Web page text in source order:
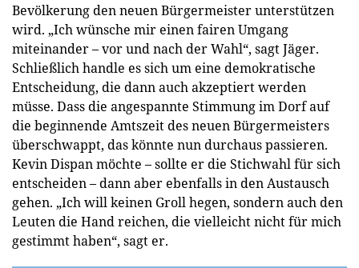
Bevölkerung den neuen Bürgermeister unterstützen
wird. „Ich wünsche mir einen fairen Umgang
miteinander – vor und nach der Wahl“, sagt Jäger.
Schließlich handle es sich um eine demokratische
Entscheidung, die dann auch akzeptiert werden
müsse. Dass die angespannte Stimmung im Dorf auf
die beginnende Amtszeit des neuen Bürgermeisters
überschwappt, das könnte nun durchaus passieren.
Kevin Dispan möchte – sollte er die Stichwahl für sich
entscheiden – dann aber ebenfalls in den Austausch
gehen. „Ich will keinen Groll hegen, sondern auch den
Leuten die Hand reichen, die vielleicht nicht für mich
gestimmt haben“, sagt er.